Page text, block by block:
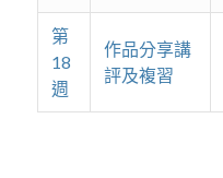
第
18
週
作品分享講
評及複習